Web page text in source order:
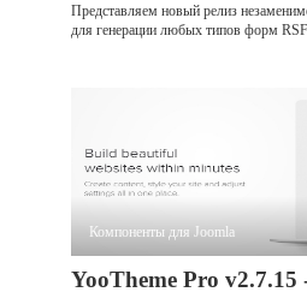
Представляем новый релиз
для генерации любых типов форм
Компоненты для Joomla
YooTheme Pro